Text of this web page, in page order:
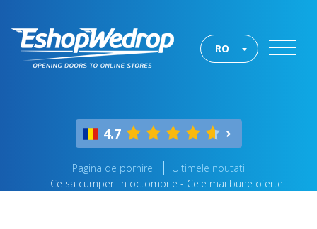
RO
4.7
Pagina de pornire
Ultimele noutati
Ce sa cumperi in octombrie - Cele mai bune oferte